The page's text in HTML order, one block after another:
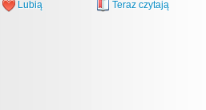
Lubią
Teraz czytają